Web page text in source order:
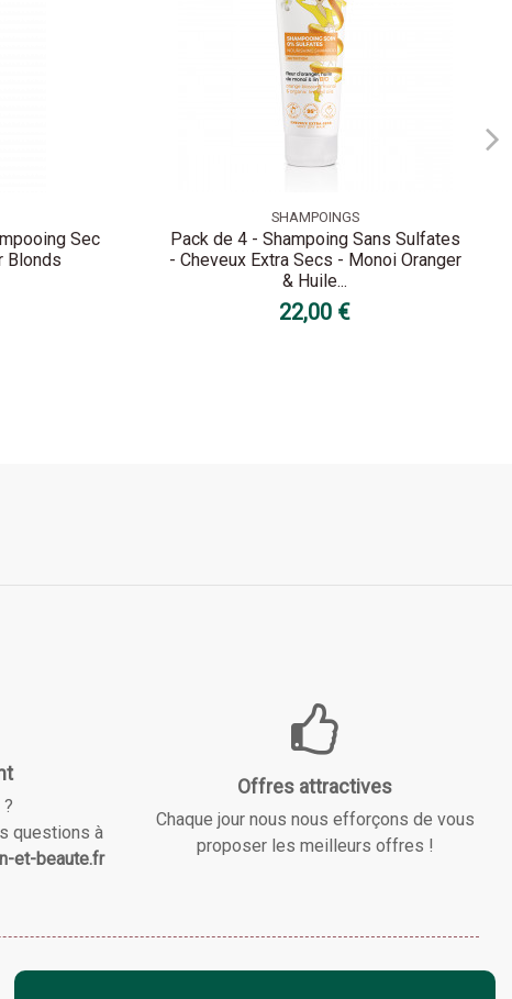
Sec
Blonds
SHAMPOINGS
Pack de 4 - Shampoing Sans Sulfates
- Cheveux Extra Secs - Monoi Oranger
& Huile...
22,00 €
questions à
et-beaute.fr
Offres attractives
Chaque jour nous nous efforçons de vous
proposer les meilleurs offres !